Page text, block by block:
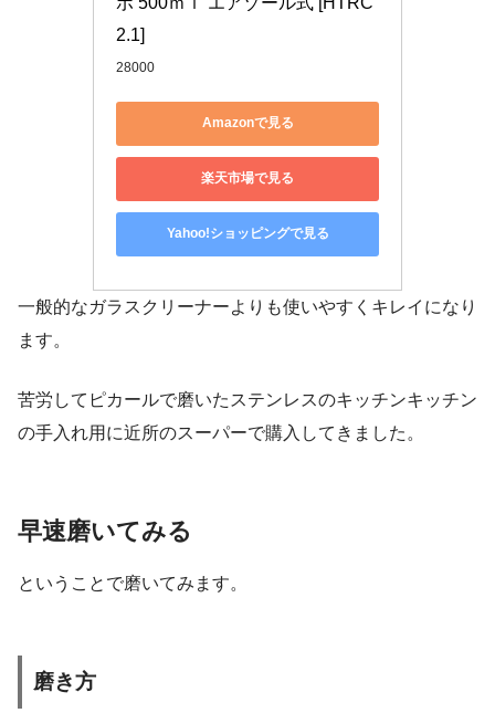
2.1]
28000
Amazonで見る
楽天市場で見る
Yahoo!ショッピングで見る
一般的なガラスクリーナーよりも使いやすくキレイになり
ます。
苦労してピカールで磨いたステンレスのキッチンキッチン
の手入れ用に近所のスーパーで購入してきました。
早速磨いてみる
ということで磨いてみます。
磨き方